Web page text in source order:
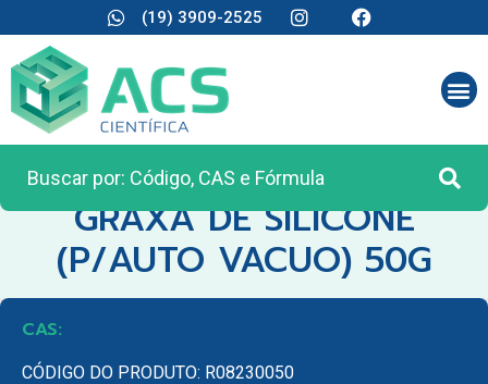
(19) 3909-2525
CATEGORIA:REAGENTES ANALÍTICOS
GRAXA DE SILICONE
(P/AUTO VACUO) 50G
CAS:
CÓDIGO DO PRODUTO: R08230050